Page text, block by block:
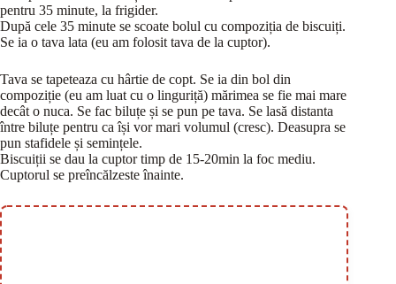
pentru 35 minute, la frigider.
După cele 35 minute se scoate bolul cu compoziția de biscuiți.
Se ia o tava lata (eu am folosit tava de la cuptor).
Tava se tapeteaza cu hârtie de copt. Se ia din bol din
compoziție (eu am luat cu o linguriță) mărimea se fie mai mare
decât o nuca. Se fac biluțe și se pun pe tava. Se lasă distanta
între biluțe pentru ca își vor mari volumul (cresc). Deasupra se
pun stafidele și semințele.
Biscuiții se dau la cuptor timp de 15-20min la foc mediu.
Cuptorul se preîncălzeste înainte.